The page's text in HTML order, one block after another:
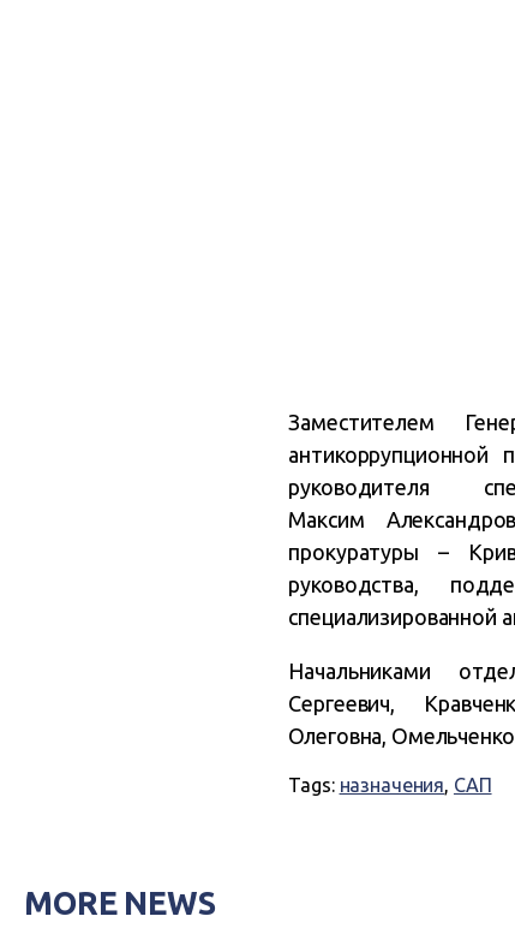
Заместителем
антикоррупционной
руководителя
Максим
прокуратуры –
руководства,
специализированной
Начальниками
Сергеевич,
Олеговна,
Tags: назначения, САП
MORE NEWS